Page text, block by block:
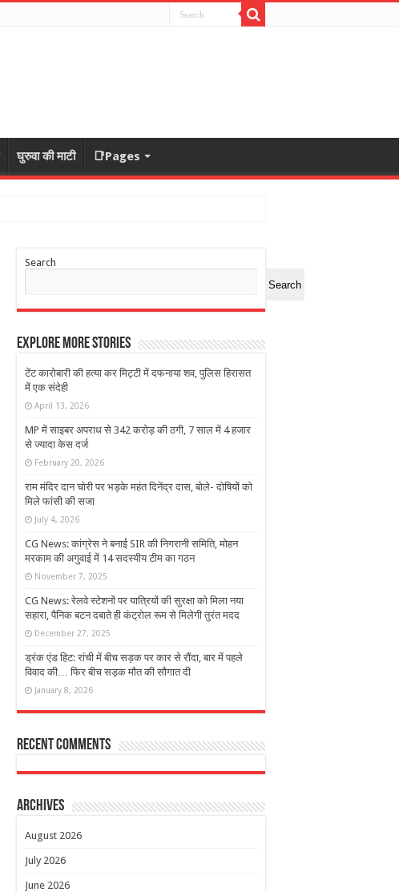
घुरुवा की माटी 📑Pages
Search
Search
Explore More Stories
टेंट कारोबारी की हत्या कर मिट्टी में दफनाया शव, पुलिस हिरासत
में एक संदेही
April 13, 2026
MP में साइबर अपराध से 342 करोड़ की ठगी, 7 साल में 4 हजार
से ज्यादा केस दर्ज
February 20, 2026
राम मंदिर दान चोरी पर भड़के महंत दिनेंद्र दास, बोले- दोषियों को
मिले फांसी की सजा
July 4, 2026
CG News: कांग्रेस ने बनाई SIR की निगरानी समिति, मोहन
मरकाम की अगुवाई में 14 सदस्यीय टीम का गठन
November 7, 2025
CG News: रेलवे स्टेशनों पर यात्रियों की सुरक्षा को मिला नया
सहारा, पैनिक बटन दबाते ही कंट्रोल रूम से मिलेगी तुरंत मदद
December 27, 2025
ड्रंक एंड हिट: रांची में बीच सड़क पर कार से रौंदा, बार में पहले
विवाद की… फिर बीच सड़क मौत की सौगात दी
January 8, 2026
Recent Comments
Archives
August 2026
July 2026
June 2026